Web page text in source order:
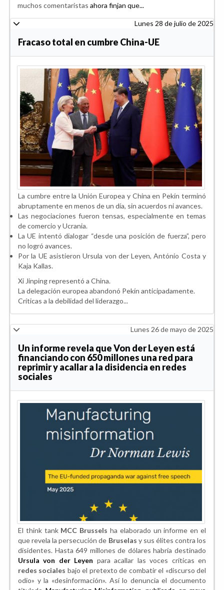
muchos comentaristas ahora finjan que...
Lunes 28 de julio de 2025
Fracaso total en cumbre China-UE
La cumbre entre la Unión Europea y China en Pekín terminó
abruptamente en menos de un día, sin acuerdos ni avances.
Las negociaciones fueron tensas, especialmente en temas
de comercio y Ucrania.
La UE intentó dialogar “desde una posición de fuerza”, pero
no logró avances.
Por la UE asistieron Ursula von der Leyen, António Costa y
Kaja Kallas.
Xi Jinping representó a China.
La delegación europea abandonó Pekín anticipadamente.
Críticas a la debilidad del liderazgo...
Lunes 26 de mayo de 2025
Un informe revela que Von der Leyen está
financiando con 650 millones una red para
reprimir y acallar a la disidencia en redes
sociales
El think tank MCC Brussels ha elaborado un informe en el
que revela la persecución de Bruselas y sus élites contra los
disidentes. Hasta 649 millones de dólares habría destinado
Ursula von der Leyen para acallar las voces críticas en
redes sociales bajo el pretexto de combatir el «discurso del
odio» y la «desinformación». Así lo denuncia el documento